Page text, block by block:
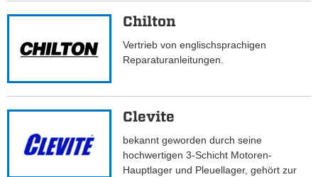
Chilton
Vertrieb von englischsprachigen
Reparaturanleitungen.
Clevite
bekannt geworden durch seine
hochwertigen 3-Schicht Motoren-
Hauptlager und Pleuellager, gehört zur